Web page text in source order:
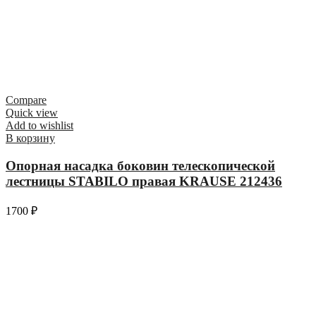
Compare
Quick view
Add to wishlist
В корзину
Опорная насадка боковин телескопической
лестницы STABILO правая KRAUSE 212436
1700 ₽